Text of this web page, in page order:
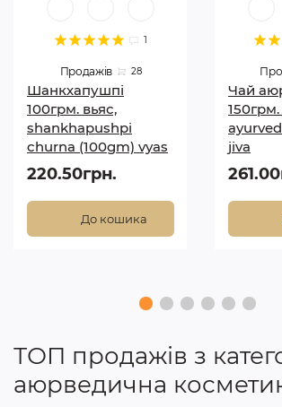
1
Продажів 28
Шанкхапушпі
100грм. вьяс,
shankhapushpi
churna (100gm) vyas
220.50грн.
До кошика
Чай
jiva
ТОП продажів з
аюрведична